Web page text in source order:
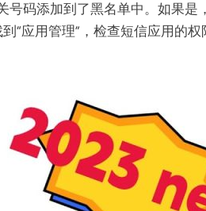
号码添加到了黑名单中。如果是
“应用管理”，检查短信应用的